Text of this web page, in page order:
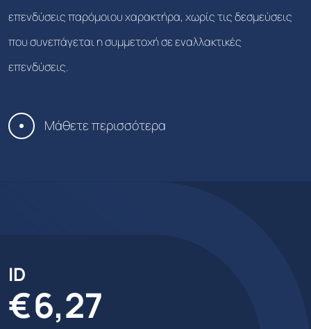
επενδύσεις παρόμοιου χαρακτήρα, χωρίς τις δεσμεύσεις
που συνεπάγεται η συμμετοχή σε εναλλακτικές
επενδύσεις.
Μάθετε περισσότερα
ID
€6,27